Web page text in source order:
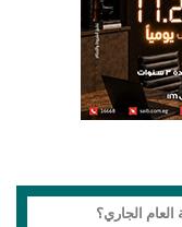
الجاري؟